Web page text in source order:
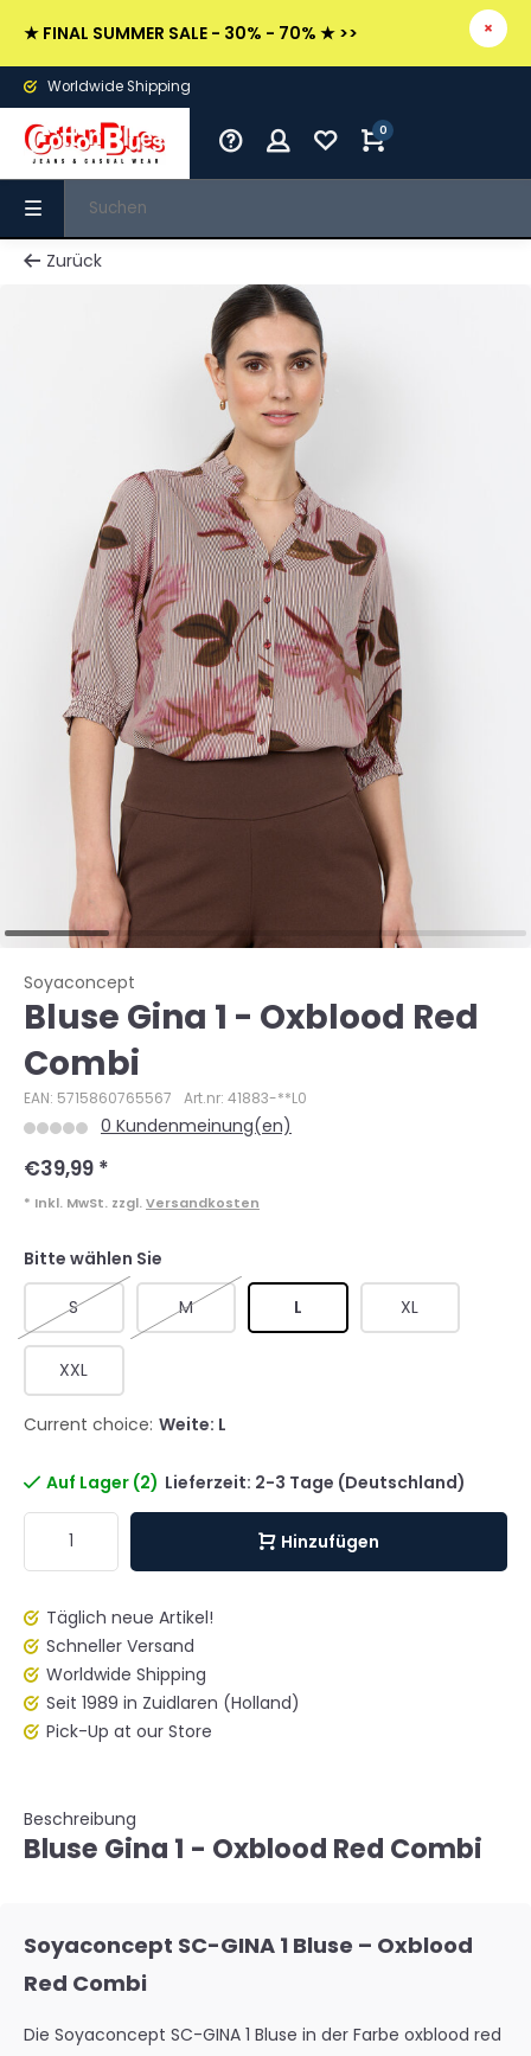
★ FINAL SUMMER SALE - 30% - 70% ★ >>
Worldwide Shipping
0
Zurück
Soyaconcept
Bluse Gina 1 - Oxblood Red
Combi
EAN: 5715860765567 Art.nr: 41883-**L0
0 Kundenmeinung(en)
€39,99 *
* Inkl. MwSt. zzgl. Versandkosten
Bitte wählen Sie
S M L XL
XXL
Current choice: Weite: L
Auf Lager (2) Lieferzeit: 2-3 Tage (Deutschland)
Hinzufügen
Täglich neue Artikel!
Schneller Versand
Worldwide Shipping
Seit 1989 in Zuidlaren (Holland)
Pick-Up at our Store
Beschreibung
Bluse Gina 1 - Oxblood Red Combi
Soyaconcept SC-GINA 1 Bluse – Oxblood
Red Combi
Die Soyaconcept SC-GINA 1 Bluse in der Farbe oxblood red